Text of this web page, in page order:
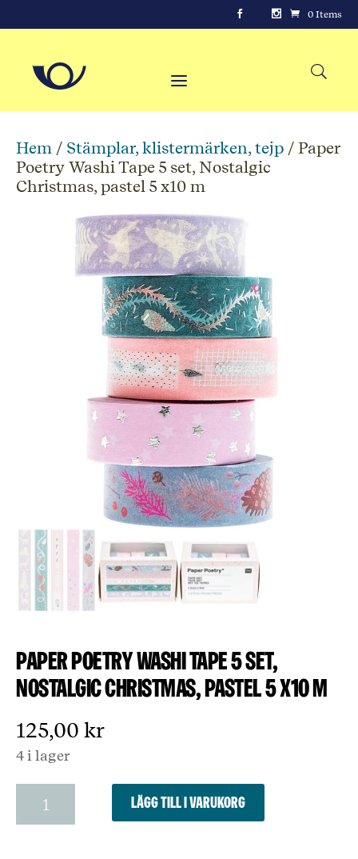
0 Items
Hem / Stämplar, klistermärken, tejp / Paper
Poetry Washi Tape 5 set, Nostalgic
Christmas, pastel 5 x10 m
Paper Poetry Washi Tape 5 set,
Nostalgic Christmas, pastel 5 x10 m
125,00 kr
4 i lager
Poetry
Washi
Lägg till i varukorg